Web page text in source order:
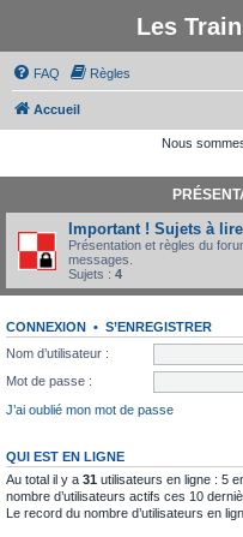
Les
FAQ Règles
Accueil
Nous
Important ! Sujets à
Présentation et règles du
messages.
Sujets : 4
CONNEXION • S’ENREGISTRER
Nom d’utilisateur :
Mot de passe :
J’ai oublié mon mot de passe
QUI EST EN LIGNE
Au total il y a 31 utilisateurs en ligne : 5
nombre d’utilisateurs actifs ces 10
Le record du nombre d’utilisateurs en